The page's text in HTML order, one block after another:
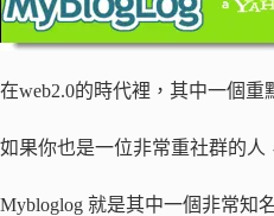
在web2.0的時代裡，其中一個重
如果你也是一位非常重社群的人
Mybloglog 就是其中一個非常知